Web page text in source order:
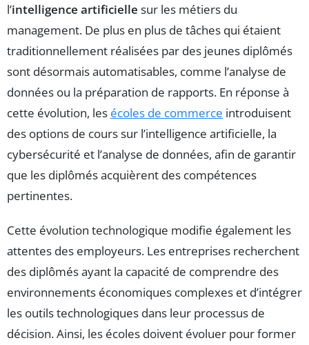
l’intelligence artificielle sur les métiers du
management. De plus en plus de tâches qui étaient
traditionnellement réalisées par des jeunes diplômés
sont désormais automatisables, comme l’analyse de
données ou la préparation de rapports. En réponse à
cette évolution, les écoles de commerce introduisent
des options de cours sur l’intelligence artificielle, la
cybersécurité et l’analyse de données, afin de garantir
que les diplômés acquièrent des compétences
pertinentes.
Cette évolution technologique modifie également les
attentes des employeurs. Les entreprises recherchent
des diplômés ayant la capacité de comprendre des
environnements économiques complexes et d’intégrer
les outils technologiques dans leur processus de
décision. Ainsi, les écoles doivent évoluer pour former